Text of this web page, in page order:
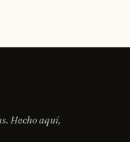
Hecho aquí,